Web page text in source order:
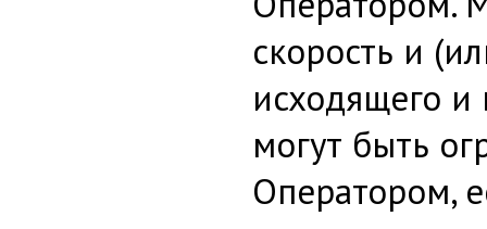
скорость и
исходящего
могут быть
Оператором,